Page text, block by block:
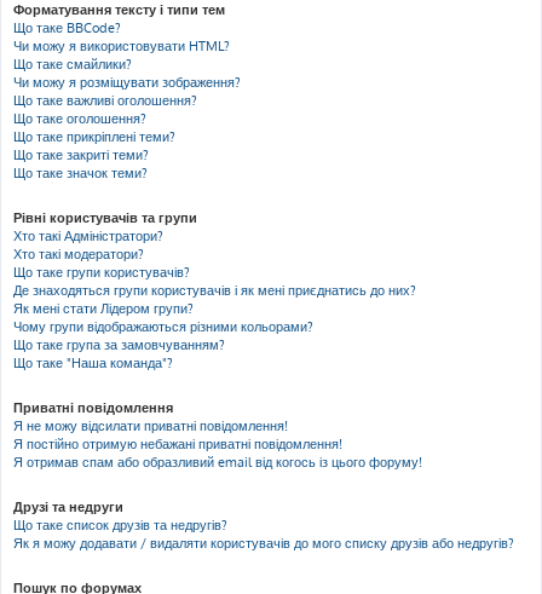
Форматування тексту і типи тем
Що таке BBCode?
Чи можу я використовувати HTML?
Що таке смайлики?
Чи можу я розміщувати зображення?
Що таке важливі оголошення?
Що таке оголошення?
Що таке прикріплені теми?
Що таке закриті теми?
Що таке значок теми?
Рівні користувачів та групи
Хто такі Адміністратори?
Хто такі модератори?
Що таке групи користувачів?
Де знаходяться групи користувачів і як мені приєднатись до них?
Як мені стати Лідером групи?
Чому групи відображаються різними кольорами?
Що таке група за замовчуванням?
Що таке "Наша команда"?
Приватні повідомлення
Я не можу відсилати приватні повідомлення!
Я постійно отримую небажані приватні повідомлення!
Я отримав спам або образливий email від когось із цього форуму!
Друзі та недруги
Що таке список друзів та недругів?
Як я можу додавати / видаляти користувачів до мого списку друзів або недругів?
Пошук по форумах